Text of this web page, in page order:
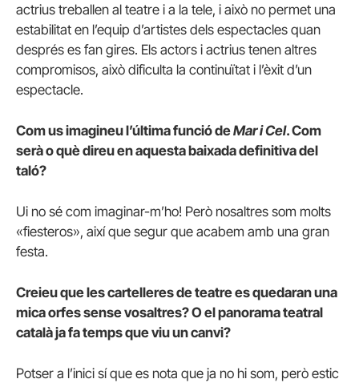
actrius treballen al teatre i a la tele, i això no permet una
estabilitat en l’equip d’artistes dels espectacles quan
després es fan gires. Els actors i actrius tenen altres
compromisos, això dificulta la continuïtat i l’èxit d’un
espectacle.
Com us imagineu l’última funció deMar i Cel. Com
serà o què direu en aquesta baixada definitiva del
taló?
Ui no sé com imaginar-m’ho! Però nosaltres som molts
«fiesteros», així que segur que acabem amb una gran
festa.
Creieu que les cartelleres de teatre es quedaran una
mica orfes sense vosaltres? O el panorama teatral
català ja fa temps que viu un canvi?
Potser a l’inici sí que es nota que ja no hi som, però estic